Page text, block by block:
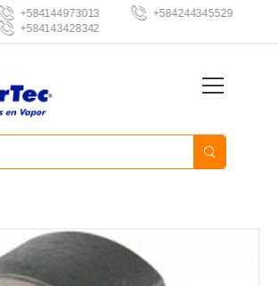
+584144973013
+584244345529
+584143428342